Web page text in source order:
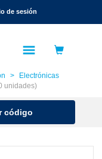
de sesión
Electrónicas
unidades)
código